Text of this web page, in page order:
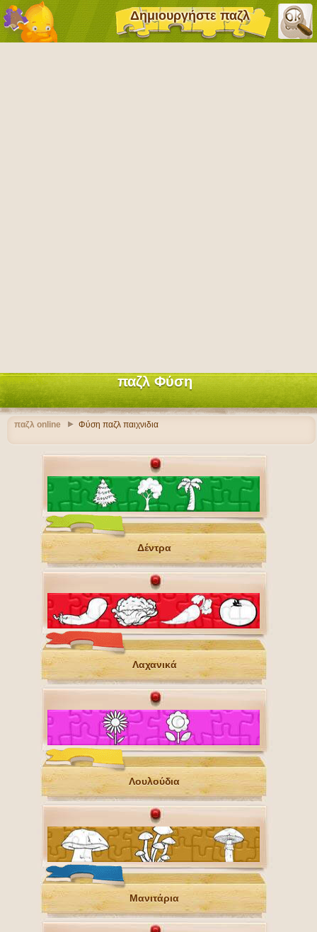
Δημιουργήστε παζλ
παζλ Φύση
παζλ online Φύση παζλ παιχνιδια
Δέντρα
Λαχανικά
Λουλούδια
Μανιτάρια